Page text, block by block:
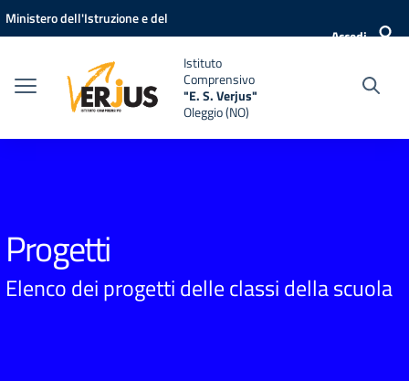
Vai ai contenuti
Vai al menu di navigazione
Vai al footer
Ministero dell'Istruzione e del
Accedi
Istituto
Comprensivo
"E. S. Verjus"
Oleggio (NO)
Progetti
Elenco dei progetti delle classi della scuola